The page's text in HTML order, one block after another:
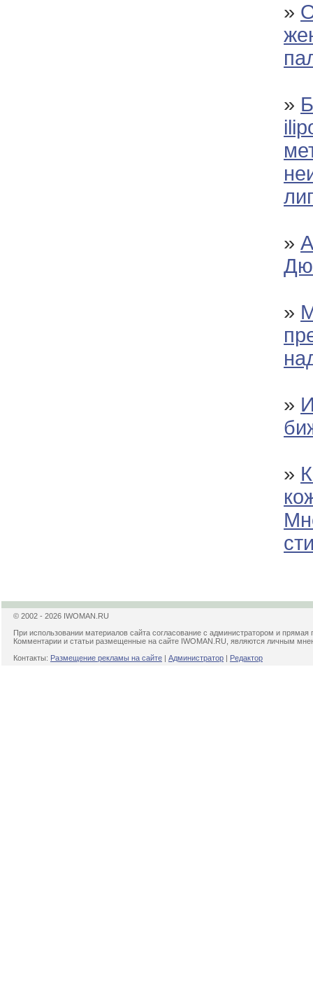
»
»
»
»
»
»
© 2002 - 2026 IWOMAN.RU
При использовании материалов сайта согласование с администратором и прямая
Комментарии и статьи размещенные на сайте IWOMAN.RU, являются личным
Контакты: Размещение рекламы на сайте | Администратор | Редактор